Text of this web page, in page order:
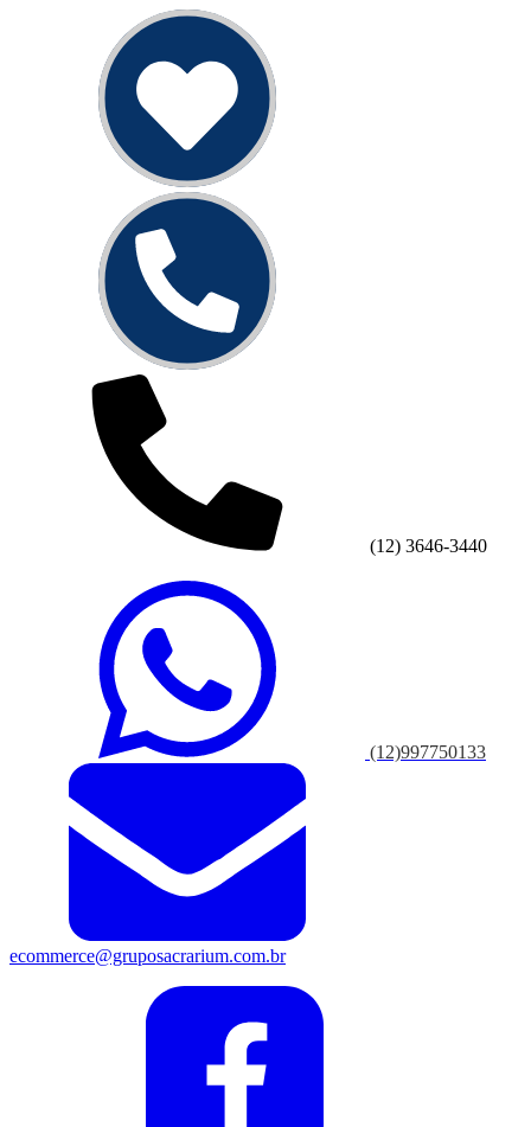
(12) 3646-3440
(12)997750133
ecommerce@gruposacrarium.com.br